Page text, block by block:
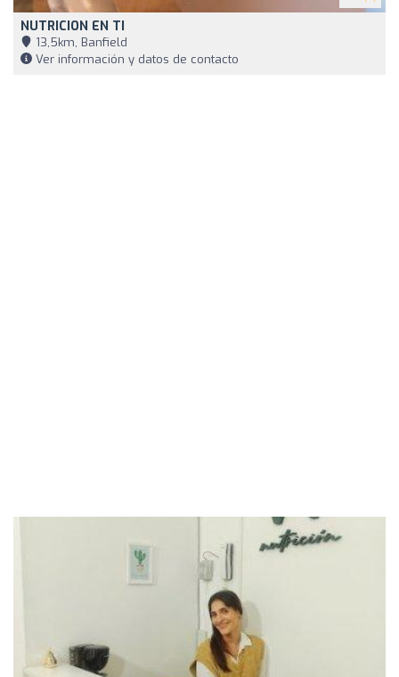
NUTRICION EN TI
13,5km, Banfield
Ver información y datos de contacto